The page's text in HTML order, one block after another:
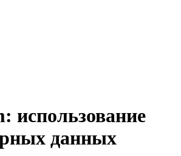
использование
данных